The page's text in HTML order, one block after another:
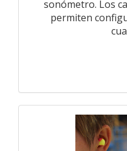
sonómetro. Los
permiten